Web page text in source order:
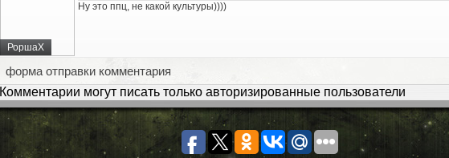
РоршаХ
Ну это ппц, не какой культуры))))
форма отправки комментария
Комментарии могут писать только авторизированные пользователи